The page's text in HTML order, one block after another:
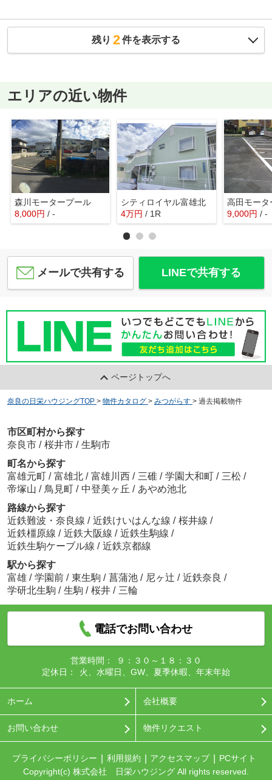
残り 2件を表示する
エリアの近い物件
森川モータープール
8,000円 / -
シティロイヤル富雄北
4万円 / 1R
高田モータ
9,000円 / -
メールで共有する LINEで共有する
ページトップへ
奈良の日栄ハウジングTOP > 物件カタログ > みつがらす > 過去掲載物件
市区町村から探す
奈良市 / 桜井市 / 生駒市
町名から探す
富雄元町 / 富雄北 / 富雄川西 / 三碓 / 学園大和町 / 三松 /
帝塚山 / 鳥見町 / 中登美ヶ丘 / あやめ池北
路線から探す
近鉄難波・奈良線 / 近鉄けいはんな線 / 桜井線 /
近鉄橿原線 / 近鉄大阪線 / 近鉄生駒線 /
近鉄生駒ケーブル線 / 近鉄京都線
駅から探す
富雄 / 学園前 / 東生駒 / 菖蒲池 / 尼ヶ辻 / 近鉄奈良 /
学研北生駒 / 生駒 / 桜井 / 三輪
電話でお問い合わせ
営業時間：
９：３０～１８：３０
定休日：
火、水曜日、GW、夏季休暇、年末年始
ホーム 会社概要
お問い合わせ 物件リクエスト
プライバシーポリシー 利用規約 アクセスマップ
PCサイト
Copyright(c) 株式会社 日栄ハウジング All rights reserved.